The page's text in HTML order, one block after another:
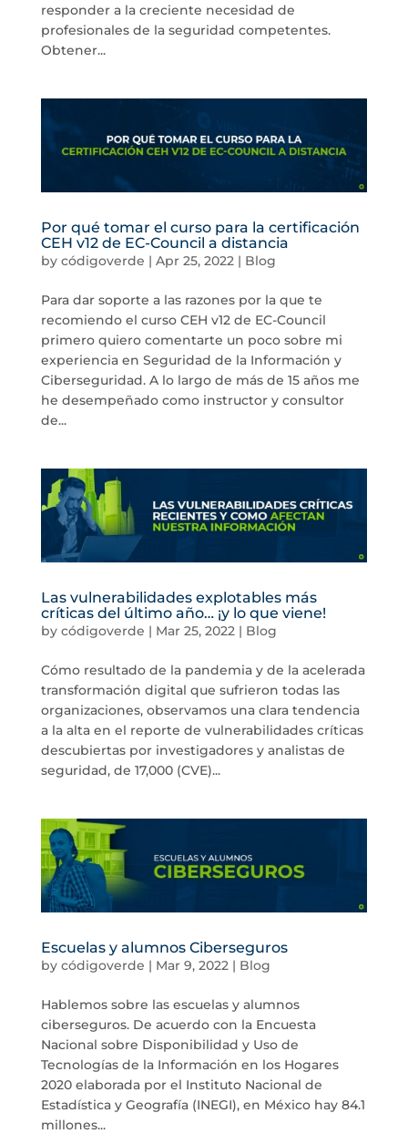
responder a la creciente necesidad de
profesionales de la seguridad competentes.
Obtener...
Por qué tomar el curso para la certificación
CEH v12 de EC-Council a distancia
by códigoverde | Apr 25, 2022| Blog
Para dar soporte a las razones por la que te
recomiendo el curso CEH v12 de EC-Council
primero quiero comentarte un poco sobre mi
experiencia en Seguridad de la Información y
Ciberseguridad. A lo largo de más de 15 años me
he desempeñado como instructor y consultor
de...
Las vulnerabilidades explotables más
críticas del último año… ¡y lo que viene!
by códigoverde | Mar 25, 2022| Blog
Cómo resultado de la pandemia y de la acelerada
transformación digital que sufrieron todas las
organizaciones, observamos una clara tendencia
a la alta en el reporte de vulnerabilidades críticas
descubiertas por investigadores y analistas de
seguridad, de 17,000 (CVE)...
Escuelas y alumnos Ciberseguros
by códigoverde | Mar 9, 2022| Blog
Hablemos sobre las escuelas y alumnos
ciberseguros. De acuerdo con la Encuesta
Nacional sobre Disponibilidad y Uso de
Tecnologías de la Información en los Hogares
2020 elaborada por el Instituto Nacional de
Estadística y Geografía (INEGI), en México hay 84.1
millones...